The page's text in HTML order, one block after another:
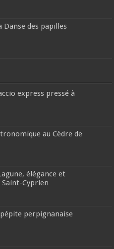
Danse des papilles
express pressé à
au Cèdre de
élégance et
Cyprien
perpignanaise